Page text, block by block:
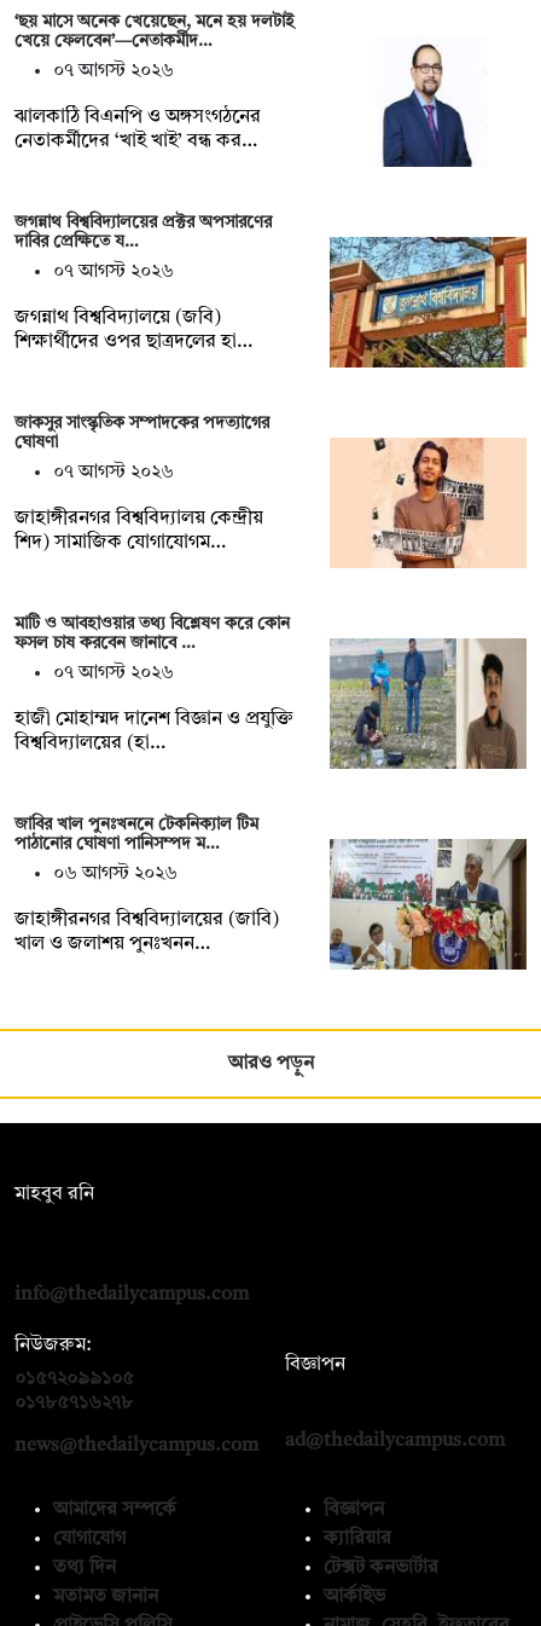
‘ছয় মাসে অনেক খেয়েছেন, মনে হয় দলটাই
খেয়ে ফেলবেন’—নেতাকর্মীদ…
০৭ আগস্ট ২০২৬
ঝালকাঠি বিএনপি ও অঙ্গসংগঠনের
নেতাকর্মীদের ‘খাই খাই’ বন্ধ কর…
জগন্নাথ বিশ্ববিদ্যালয়ের প্রক্টর অপসারণের
দাবির প্রেক্ষিতে য…
০৭ আগস্ট ২০২৬
জগন্নাথ বিশ্ববিদ্যালয়ে (জবি)
শিক্ষার্থীদের ওপর ছাত্রদলের হা…
জাকসুর সাংস্কৃতিক সম্পাদকের পদত্যাগের
ঘোষণা
০৭ আগস্ট ২০২৬
‎জাহাঙ্গীরনগর বিশ্ববিদ্যালয় কেন্দ্রীয়
শিদ) সামাজিক যোগাযোগম…
মাটি ও আবহাওয়ার তথ্য বিশ্লেষণ করে কোন
ফসল চাষ করবেন জানাবে …
০৭ আগস্ট ২০২৬
হাজী মোহাম্মদ দানেশ বিজ্ঞান ও প্রযুক্তি
বিশ্ববিদ্যালয়ের (হা…
জাবির খাল পুনঃখননে টেকনিক্যাল টিম
পাঠানোর ঘোষণা পানিসম্পদ ম…
০৬ আগস্ট ২০২৬
‎‎জাহাঙ্গীরনগর বিশ্ববিদ্যালয়ের (জাবি)
খাল ও জলাশয় পুনঃখনন…
আরও পড়ুন
মাহবুব রনি
info@thedailycampus.com
নিউজরুম:
০১৫৭২০৯৯১০৫
০১৭৮৫৭১৬২৭৮
news@thedailycampus.com
বিজ্ঞাপন
ad@thedailycampus.com
আমাদের সম্পর্কে
যোগাযোগ
তথ্য দিন
মতামত জানান
বিজ্ঞাপন
ক্যারিয়ার
টেক্সট কনভার্টার
আর্কাইভ